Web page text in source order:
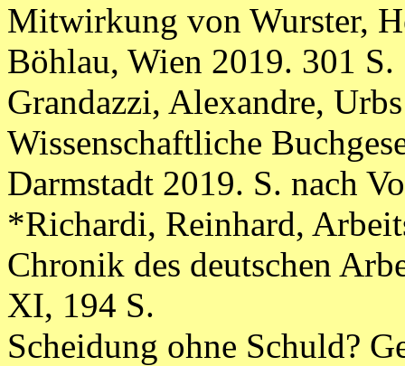
Mitwirkung von Wurster,
Böhlau, Wien 2019. 301 S.
Grandazzi, Alexandre,
Wissenschaftliche
Darmstadt 2019. S. nach
*Richardi, Reinhard,
Chronik des deutschen
XI, 194 S.
Scheidung ohne Schuld?